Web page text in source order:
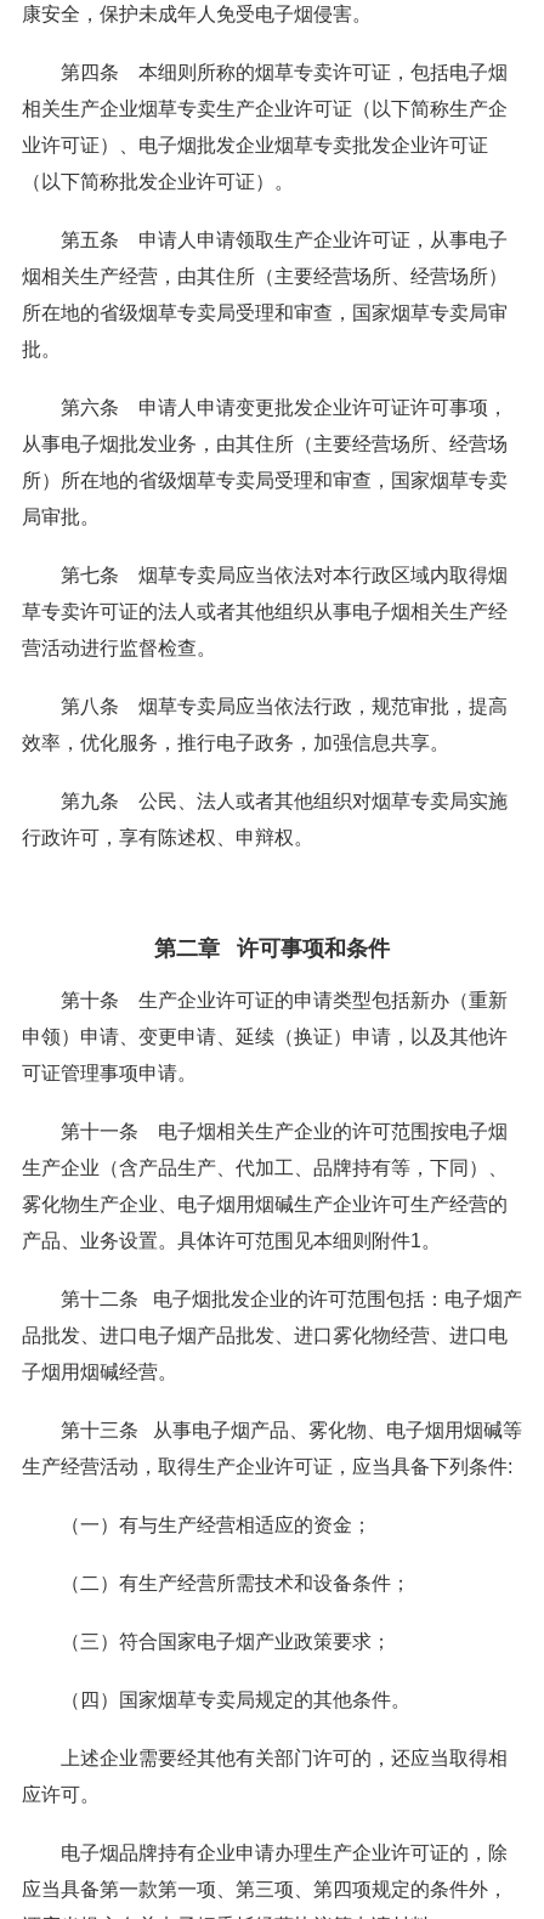
康安全，保护未成年人免受电子烟侵害。
第四条 本细则所称的烟草专卖许可证，包括电子烟
相关生产企业烟草专卖生产企业许可证（以下简称生产企
业许可证）、电子烟批发企业烟草专卖批发企业许可证
（以下简称批发企业许可证）。
第五条 申请人申请领取生产企业许可证，从事电子
烟相关生产经营，由其住所（主要经营场所、经营场所）
所在地的省级烟草专卖局受理和审查，国家烟草专卖局审
批。
第六条 申请人申请变更批发企业许可证许可事项，
从事电子烟批发业务，由其住所（主要经营场所、经营场
所）所在地的省级烟草专卖局受理和审查，国家烟草专卖
局审批。
第七条 烟草专卖局应当依法对本行政区域内取得烟
草专卖许可证的法人或者其他组织从事电子烟相关生产经
营活动进行监督检查。
第八条 烟草专卖局应当依法行政，规范审批，提高
效率，优化服务，推行电子政务，加强信息共享。
第九条 公民、法人或者其他组织对烟草专卖局实施
行政许可，享有陈述权、申辩权。
第二章 许可事项和条件
第十条 生产企业许可证的申请类型包括新办（重新
申领）申请、变更申请、延续（换证）申请，以及其他许
可证管理事项申请。
第十一条
电子烟相关生产企业的许可范围按电子烟
生产企业（含产品生产、代加工、品牌持有等，下同）、
雾化物生产企业、电子烟用烟碱生产企业许可生产经营的
产品、业务设置。具体许可范围见本细则附件1。
第十二条 电子烟批发企业的许可范围包括：电子烟产
品批发、进口电子烟产品批发、进口雾化物经营、进口电
子烟用烟碱经营。
第十三条 从事电子烟产品、雾化物、电子烟用烟碱等
生产经营活动，取得生产企业许可证，应当具备下列条件:
（一）有与生产经营相适应的资金；
（二）有生产经营所需技术和设备条件；
（三）符合国家电子烟产业政策要求；
（四）国家烟草专卖局规定的其他条件。
上述企业需要经其他有关部门许可的，还应当取得相
应许可。
电子烟品牌持有企业申请办理生产企业许可证的，除
应当具备第一款第一项、第三项、第四项规定的条件外，